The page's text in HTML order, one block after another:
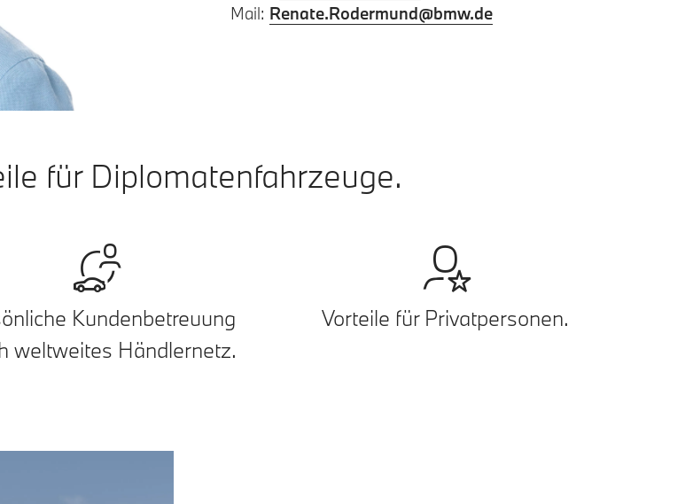
Mail: Renate.Rodermund@bmw.de
für Diplomatenfahrzeuge.
Kundenbetreuung
weltweites Händlernetz.
Vorteile für Privatpersonen.